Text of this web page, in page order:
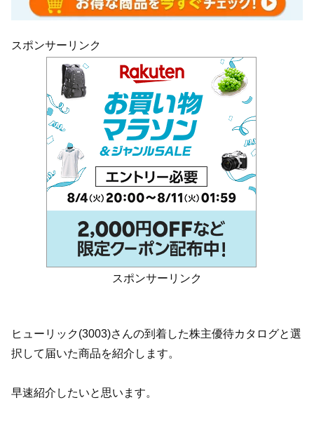
スポンサーリンク
スポンサーリンク
ヒューリック(3003)さんの到着した株主優待カタログと選
択して届いた商品を紹介します。
早速紹介したいと思います。